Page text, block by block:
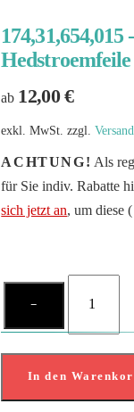
174,31,654,015 -
ab 12,00€
exkl. MwSt. zzgl.
ACHTUNG! Als
für Sie indiv. Rabatte
sich jetzt an, um diese (
−
31mm
Menge
In den